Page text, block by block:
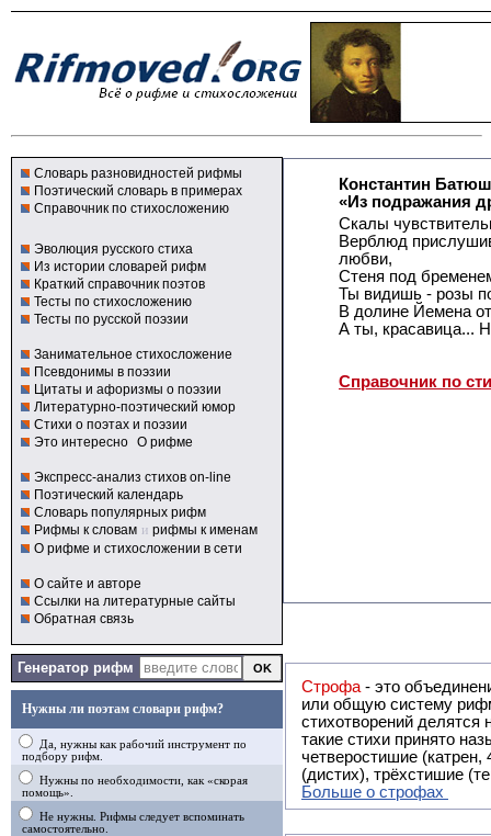
Словарь разновидностей рифмы
Поэтический словарь в примерах
Справочник по стихосложению
Эволюция русского стиха
Из истории словарей рифм
Краткий справочник поэтов
Тесты по стихосложению
Тесты по русской поэзии
Занимательное стихосложение
Псевдонимы в поэзии
Цитаты и афоризмы о поэзии
Литературно-поэтический юмор
Стихи о поэтах и поэзии
Это интересно О рифме
Экспресс-анализ стихов on-line
Поэтический календарь
Словарь популярных рифм
Рифмы к словам и рифмы к именам
О рифме и стихосложении в сети
О сайте и авторе
Ссылки на литературные сайты
Обратная связь
Генератор рифм
Нужны ли поэтам словари рифм?
Да, нужны как рабочий инструмент по
подбору рифм.
Нужны по необходимости, как «скорая
помощь».
Не нужны. Рифмы следует вспоминать
самостоятельно.
Константин
«Из подражания
Скалы
Верблюд
любви,
Стеня под
Ты видишь - розы
В долине Йемена
А ты, красавица...
Справочник по
Строфа - это объединение двух
или общую систему рифм, и регулярно или периодически
стихотворений делятся на строфы и т.о. являются строфическими.
такие стихи принято называть астрофическими. Самая популярная строфа в русской поэзии -
четверостишие
(дистих), трёхстишие
Больше о строфах